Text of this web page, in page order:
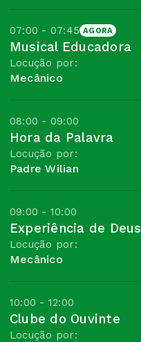
07:00 - 07:45 AGORA
Musical Educadora
Locução por:
Mecânico
08:00 - 09:00
Hora da Palavra
Locução por:
Padre Wilian
09:00 - 10:00
Experiência de Deus
Locução por:
Mecânico
10:00 - 12:00
Clube do Ouvinte
Locução por: